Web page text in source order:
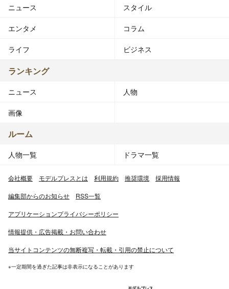
ニュース スタイル
エンタメ コラム
ライフ ビジネス
ランキング
ニュース 人物
画像
ルーム
人物一覧 ドラマ一覧
会社概要 モデルプレスとは 利用規約 推奨環境 採用情報
編集部からのお知らせ RSS一覧
アプリケーションプライバシーポリシー
情報提供・広告掲載・お問い合わせ
当サイトコンテンツの無断複写・転載・引用の禁止について
※一定期間を過ぎた記事は非表示になることがあります